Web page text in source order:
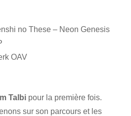
no These – Neon Genesis
OAV
Talbi pour la première fois.
sur son parcours et les